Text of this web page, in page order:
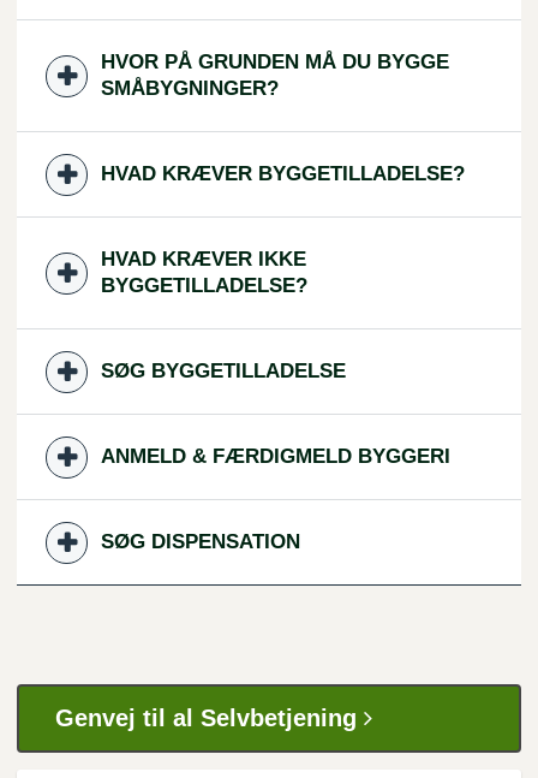
HVOR PÅ GRUNDEN MÅ DU BYGGE
SMÅBYGNINGER?
HVAD KRÆVER BYGGETILLADELSE?
HVAD KRÆVER IKKE
BYGGETILLADELSE?
SØG BYGGETILLADELSE
ANMELD & FÆRDIGMELD BYGGERI
SØG DISPENSATION
Genvej til al Selvbetjening